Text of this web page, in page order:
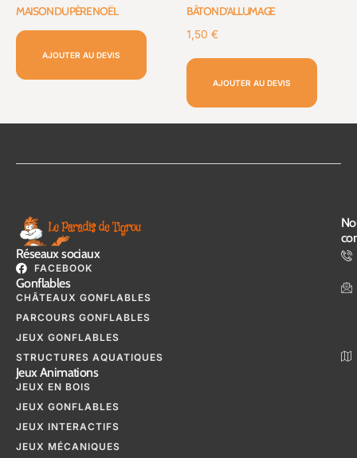
MAISON DU PÈRE NOËL
AJOUTER AU DEVIS
BÂTON D’ALLUMAGE
1,50 €
AJOUTER AU DEVIS
Réseaux sociaux
FACEBOOK
Gonflables
CHÂTEAUX GONFLABLES
PARCOURS GONFLABLES
JEUX GONFLABLES
STRUCTURES AQUATIQUES
Jeux Animations
JEUX EN BOIS
JEUX GONFLABLES
JEUX INTERACTIFS
JEUX MÉCANIQUES